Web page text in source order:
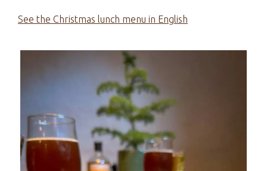
See the Christmas lunch menu in English